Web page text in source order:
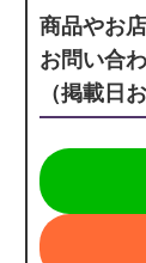
商品やお
お問い合
（掲載日